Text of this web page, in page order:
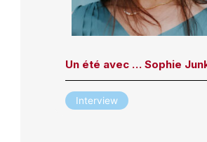
Un été avec … Sophie
Interview